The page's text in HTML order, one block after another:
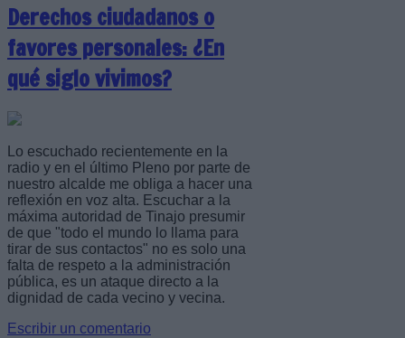
Derechos ciudadanos o
favores personales: ¿En
qué siglo vivimos?
Lo escuchado recientemente en la
radio y en el último Pleno por parte de
nuestro alcalde me obliga a hacer una
reflexión en voz alta. Escuchar a la
máxima autoridad de Tinajo presumir
de que "todo el mundo lo llama para
tirar de sus contactos" no es solo una
falta de respeto a la administración
pública, es un ataque directo a la
dignidad de cada vecino y vecina.
Escribir un comentario